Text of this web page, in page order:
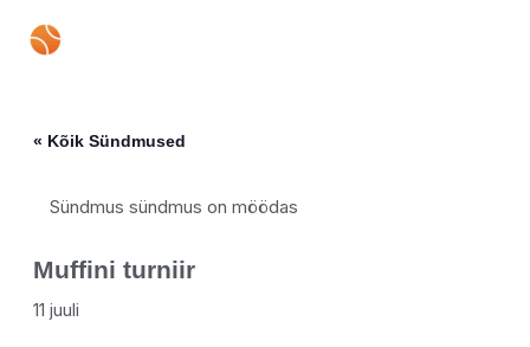
« Kõik Sündmused
Sündmus sündmus on möödas
Muffini turniir
11 juuli